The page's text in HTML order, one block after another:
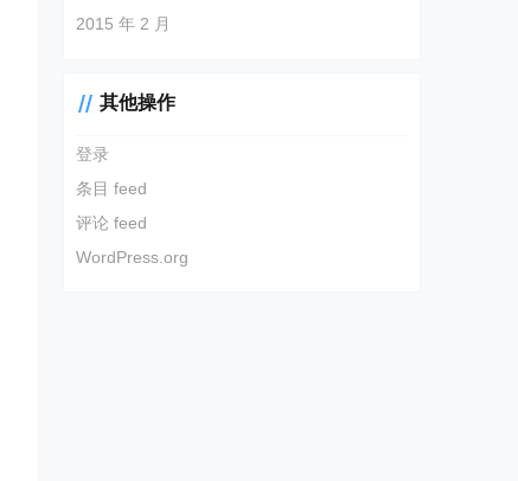
2015 年 2 月
其他操作
登录
条目 feed
评论 feed
WordPress.org